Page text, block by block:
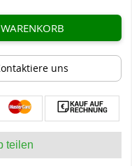
uns
teilen